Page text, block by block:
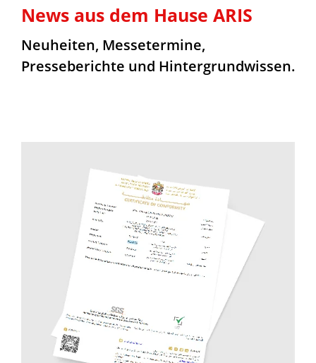
News aus dem Hause ARIS
Neuheiten, Messetermine,
Presseberichte und Hintergrundwissen.